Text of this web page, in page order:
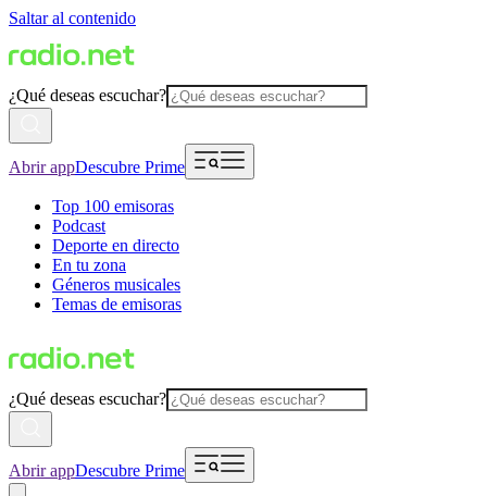
Saltar al contenido
¿Qué deseas escuchar?
Abrir appDescubre Prime
Top 100 emisoras
Podcast
Deporte en directo
En tu zona
Géneros musicales
Temas de emisoras
¿Qué deseas escuchar?
Abrir appDescubre Prime